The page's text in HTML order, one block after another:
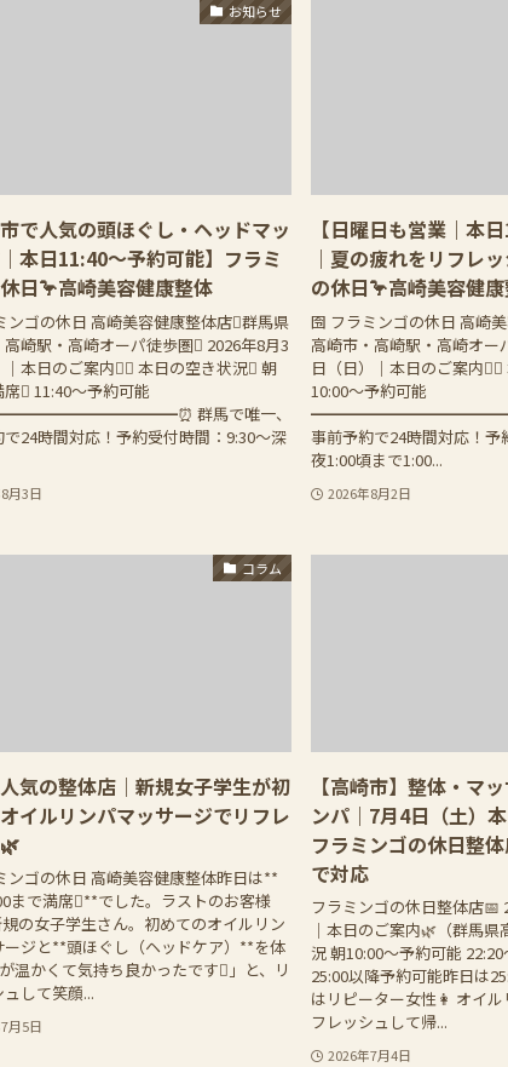
お知らせ
市で人気の頭ほぐし・ヘッドマッ
本日11:40〜予約可能】フラミ
日🦩高崎美容健康整体
ンゴの休日 高崎美容健康整体店群馬県
高崎駅・高崎オーパ徒歩圏 2026年8月3
｜本日のご案内 本日の空き状況 朝
 11:40〜予約可能
群馬で唯一、
24時間対応！予約受付時間：9:30〜深
月3日
【日曜日も営業｜本
｜夏の疲れをリフレ
の休日🦩高崎美容健
囹 フラミンゴの休日 高崎
高崎市・高崎駅・高崎オー
日（日）｜本日のご案内
10:00〜予約可能
事前予約で24時間対応！予
夜1:00頃まで1:00...
2026年8月2日
コラム
気の整体店｜新規女子学生が初
イルリンパマッサージでリフレ
ンゴの休日 高崎美容健康整体昨日は**
まで満席**でした。ラストのお客様
の女子学生さん。初めてのオイルリン
ージと**頭ほぐし（ヘッドケア）**を体
温かくて気持ち良かったです」と、リ
して笑顔...
月5日
【高崎市】整体・マ
ンパ｜7月4日（土）
フラミンゴの休日整
で対応
フラミンゴの休日整体店📅
｜本日のご案内🌿（群馬
況 朝10:00〜予約可能
25:00以降予約可能昨日は
はリピーター女性👩 オイ
フレッシュして帰...
2026年7月4日